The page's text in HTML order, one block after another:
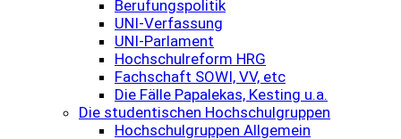
Berufungspolitik
UNI-Verfassung
UNI-Parlament
Hochschulreform HRG
Fachschaft SOWI, VV, etc
Die Fälle Papalekas, Kesting u.a.
Die studentischen Hochschulgruppen
Hochschulgruppen Allgemein